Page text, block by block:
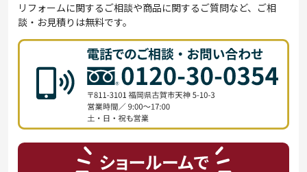
リフォームに関するご相談や商品に関するご質問など、ご相
談・お見積りは無料です。